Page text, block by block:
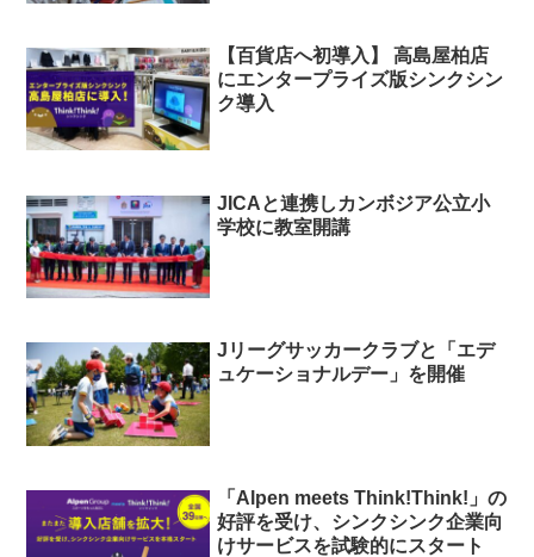
【百貨店へ初導入】 高島屋柏店
にエンタープライズ版シンクシン
ク導入
JICAと連携しカンボジア公立小
学校に教室開講
Jリーグサッカークラブと「エデ
ュケーショナルデー」を開催
「Alpen meets Think!Think!」の
好評を受け、シンクシンク企業向
けサービスを試験的にスタート